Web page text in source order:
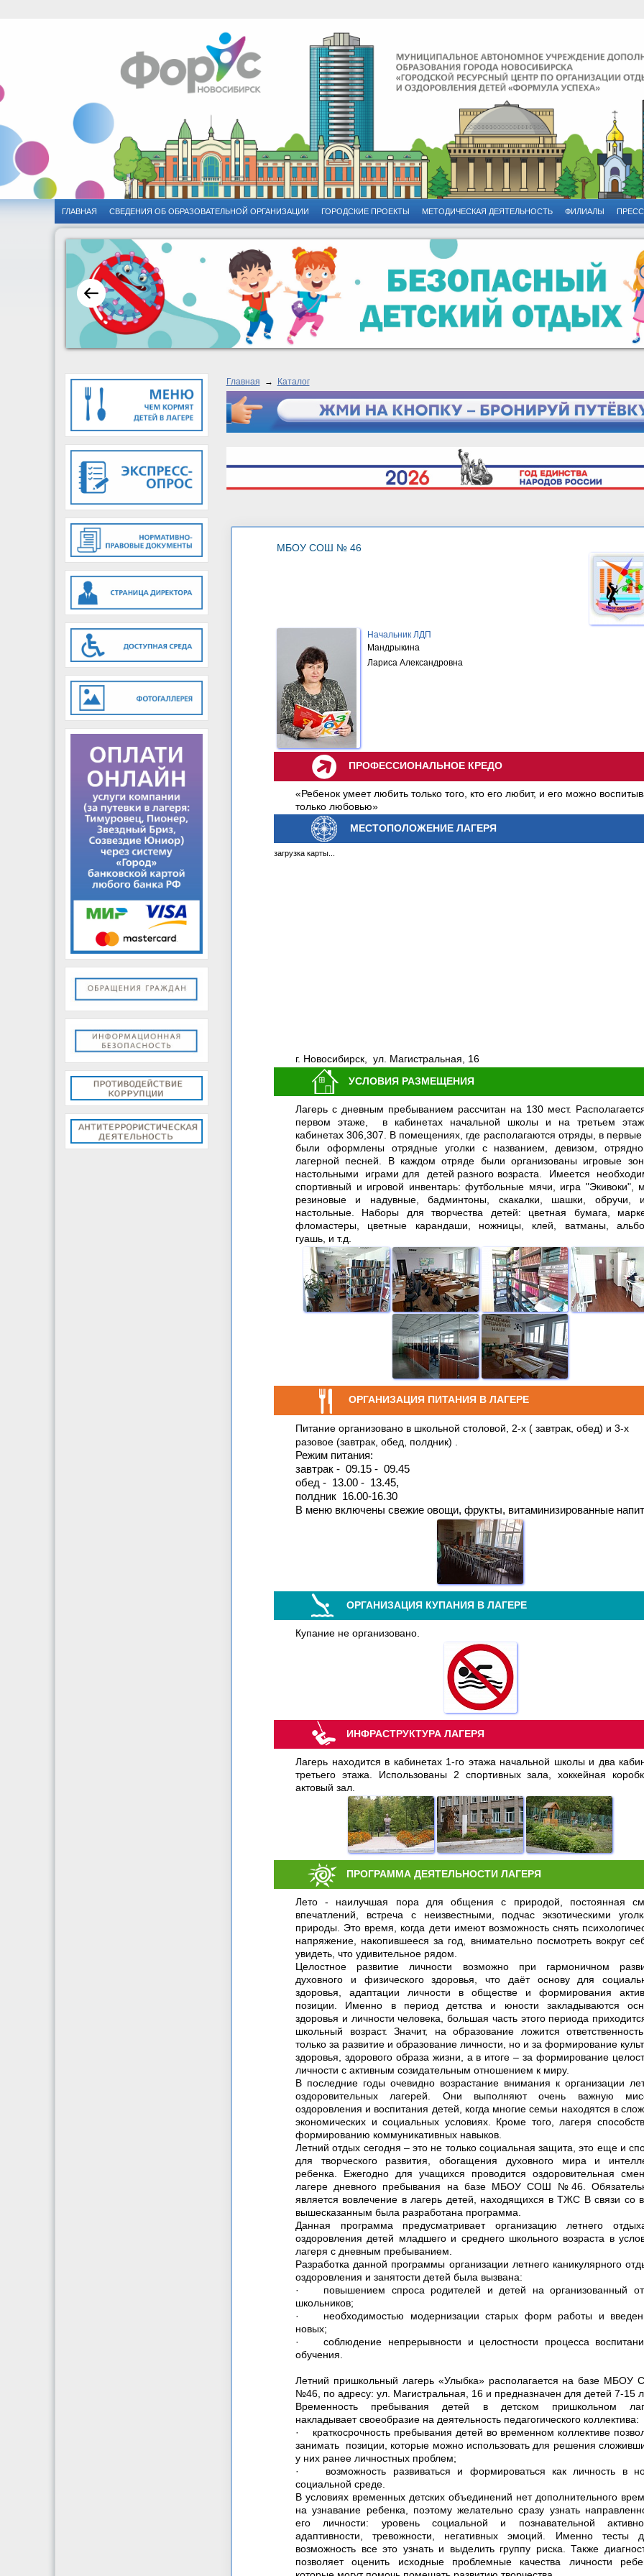
ГЛАВНАЯ CВЕДЕНИЯ ОБ ОБРАЗОВАТЕЛЬНОЙ ОРГАНИЗАЦИИ ГОРОДСКИЕ ПРОЕКТЫ МЕТОДИЧЕСКАЯ ДЕЯТЕЛЬНОСТЬ ФИЛИАЛЫ
Главная → Каталог
МБОУ СОШ № 46
Начальник ЛДП
Мандрыкина
Лариса Александровна
ПРОФЕССИОНАЛЬНОЕ КРЕДО
«Ребенок умеет любить только того, кто его любит, и его можно
только любовью»
МЕСТОПОЛОЖЕНИЕ ЛАГЕРЯ
загрузка карты...
г. Новосибирск, ул. Магистральная, 16
УСЛОВИЯ РАЗМЕЩЕНИЯ
Лагерь с дневным пребыванием рассчитан на 130 мест.
первом этаже, в кабинетах начальной школы и на третьем
кабинетах 306,307. В помещениях, где располагаются отряды, в
были оформлены отрядные уголки с названием, девизом,
лагерной песней. В каждом отряде были организованы игровые
настольными
играми для детей разного возраста.
Имеется
спортивный и игровой инвентарь: футбольные мячи, игра "Экивоки",
резиновые и надувные, бадминтоны, скакалки, шашки, обручи,
настольные. Наборы для творчества детей: цветная бумага,
фломастеры, цветные карандаши, ножницы, клей, ватманы,
гуашь, и т.д.
ОРГАНИЗАЦИЯ ПИТАНИЯ В ЛАГЕРЕ
Питание организовано в школьной столовой, 2-х ( завтрак, обед) и 3-х
разовое (завтрак, обед, полдник)
Режим питания:
завтрак - 09.15 - 09.45
обед - 13.00 - 13.45,
полдник 16.00-16.30
В меню включены свежие овощи, фрукты, витаминизированные
ОРГАНИЗАЦИЯ КУПАНИЯ В ЛАГЕРЕ
Купание не организовано.
ИНФРАСТРУКТУРА ЛАГЕРЯ
Лагерь находится в кабинетах 1-го этажа начальной школы и два
третьего этажа. Использованы 2 спортивных зала, хоккейная
актовый зал.
ПРОГРАММА ДЕЯТЕЛЬНОСТИ ЛАГЕРЯ
Лето - наилучшая пора для общения с природой, постоянная
впечатлений, встреча с неизвестными, подчас экзотическими
природы. Это время, когда дети имеют возможность снять
напряжение, накопившееся за год, внимательно посмотреть вокруг
увидеть, что удивительное рядом.
Целостное развитие личности возможно при гармоничном
духовного и физического здоровья, что даёт основу для
здоровья, адаптации личности в обществе и формирования
позиции. Именно в период детства и юности закладываются
здоровья и личности человека, большая часть этого периода
школьный возраст. Значит, на образование ложится
только за развитие и образование личности, но и за формирование
здоровья, здорового образа жизни, а в итоге – за формирование
личности с активным созидательным отношением к миру.
В последние годы очевидно возрастание внимания к организации
оздоровительных лагерей. Они выполняют очень важную
оздоровления и воспитания детей, когда многие семьи находятся в
экономических и социальных условиях. Кроме того, лагеря
формированию коммуникативных навыков.
Летний отдых сегодня – это не только социальная защита, это еще и
для творческого развития, обогащения духовного мира и
ребенка. Ежегодно для учащихся проводится оздоровительная
лагере дневного пребывания на базе МБОУ СОШ №46.
является вовлечение в лагерь детей, находящихся в ТЖС В связи со
вышесказанным была разработана программа.
Данная программа предусматривает организацию летнего
оздоровления детей младшего и среднего школьного возраста в
лагеря с дневным пребыванием.
Разработка данной программы организации летнего каникулярного
оздоровления и занятости детей была вызвана:
·
повышением спроса родителей и детей на организованный
школьников;
·
необходимостью модернизации старых форм работы и
новых;
·
соблюдение непрерывности и целостности процесса
обучения.
Летний пришкольный лагерь «Улыбка» располагается на базе МБОУ
№46, по адресу: ул. Магистральная, 16 и предназначен для детей 7-15
Временность пребывания детей в детском пришкольном
накладывает своеобразие на деятельность педагогического коллектива:
·
краткосрочность пребывания детей во временном коллективе
занимать
позиции, которые можно использовать для решения
у них ранее личностных проблем;
·
возможность развиваться и формироваться как личность в
социальной среде.
В условиях временных детских объединений нет дополнительного
на узнавание ребенка, поэтому желательно сразу узнать
его личности: уровень социальной и познавательной
адаптивности, тревожности, негативных эмоций. Именно тесты
возможность все это узнать и выделить группу риска. Также
позволяет оценить исходные проблемные качества личности